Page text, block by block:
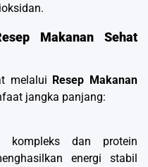
Makanan Sehat
melalui Resep Makanan
jangka panjang:
kompleks dan protein
energi stabil